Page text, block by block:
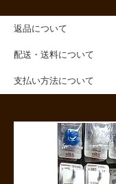
返品について
配送・送料について
支払い方法について